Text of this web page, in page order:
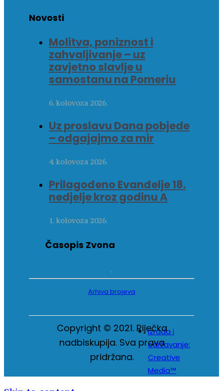
Novosti
Molitva, poniznost i
zahvaljivanje – uz
zavjetno slavlje u
samostanu na Pomeriu
6. kolovoza 2026.
Uz proslavu Dana pobjede
– odgajajmo za mir
4. kolovoza 2026.
Prilagođeno Evanđelje 18.
nedjelje kroz godinu A
1. kolovoza 2026.
Časopis Zvona
Arhiva brojeva
Copyright © 2021. Riječka
nadbiskupija. Sva prava
pridržana.
Izrada i
održavanje:
Creative
Media™